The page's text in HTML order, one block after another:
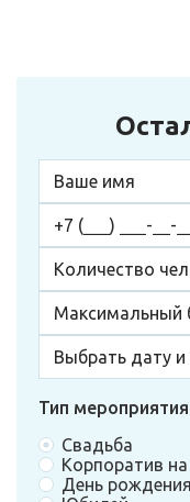
Тип мероприятия
Свадьба
Корпоратив
День рождения